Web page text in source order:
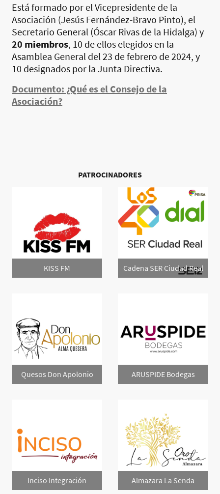
Está formado por el Vicepresidente de la
Asociación (Jesús Fernández-Bravo Pinto), el
Secretario General (Óscar Rivas de la Hidalga) y
20 miembros, 10 de ellos elegidos en la
Asamblea General del 23 de febrero de 2024, y
10 designados por la Junta Directiva.
Documento: ¿Qué es el Consejo de la
Asociación?
PATROCINADORES
KISS FM Cadena SER Ciudad Real
Quesos Don Apolonio ARUSPIDE Bodegas
Inciso Integración Almazara La Senda